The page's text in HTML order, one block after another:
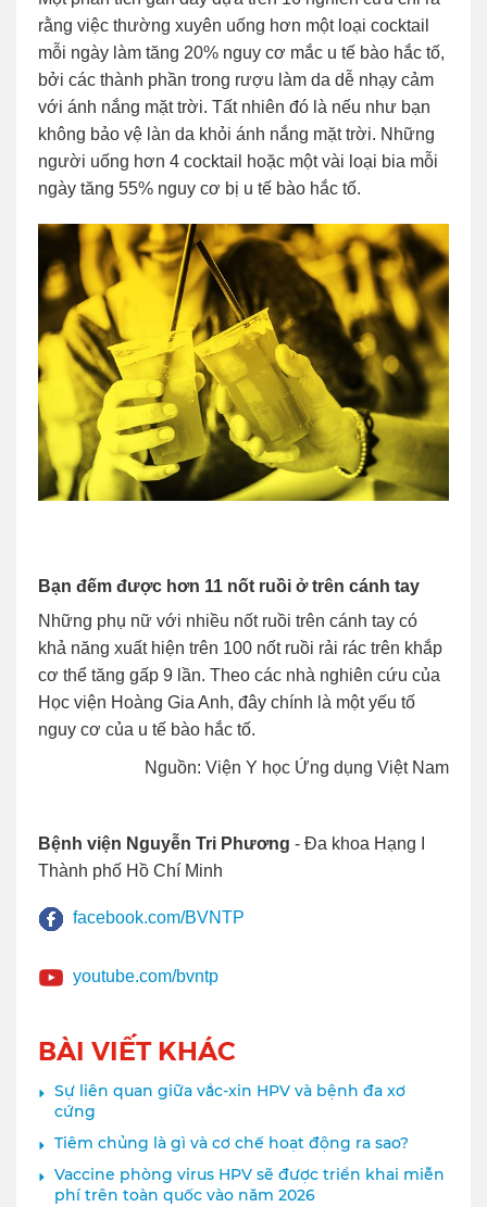
rằng việc thường xuyên uống hơn một loại cocktail
mỗi ngày làm tăng 20% nguy cơ mắc u tế bào hắc tố,
bởi các thành phần trong rượu làm da dễ nhạy cảm
với ánh nắng mặt trời. Tất nhiên đó là nếu như bạn
không bảo vệ làn da khỏi ánh nắng mặt trời. Những
người uống hơn 4 cocktail hoặc một vài loại bia mỗi
ngày tăng 55% nguy cơ bị u tế bào hắc tố.
Bạn đếm được hơn 11 nốt ruồi ở trên cánh tay
Những phụ nữ với nhiều nốt ruồi trên cánh tay có
khả năng xuất hiện trên 100 nốt ruồi rải rác trên khắp
cơ thể tăng gấp 9 lần. Theo các nhà nghiên cứu của
Học viện Hoàng Gia Anh, đây chính là một yếu tố
nguy cơ của u tế bào hắc tố.
Nguồn: Viện Y học Ứng dụng Việt Nam
Bệnh viện Nguyễn Tri Phương - Đa khoa Hạng I
Thành phố Hồ Chí Minh
facebook.com/BVNTP
youtube.com/bvntp
BÀI VIẾT KHÁC
Sự liên quan giữa vắc-xin HPV và bệnh đa xơ
cứng
Tiêm chủng là gì và cơ chế hoạt động ra sao?
Vaccine phòng virus HPV sẽ được triển khai miễn
phí trên toàn quốc vào năm 2026